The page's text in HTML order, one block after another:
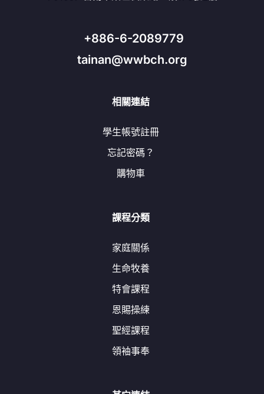
+886-6-2089779
tainan@wwbch.org
相關連結
學生帳號註冊
忘記密碼？
購物車
課程分類
家庭關係
生命牧養
特會課程
恩賜操練
聖經課程
領袖事奉